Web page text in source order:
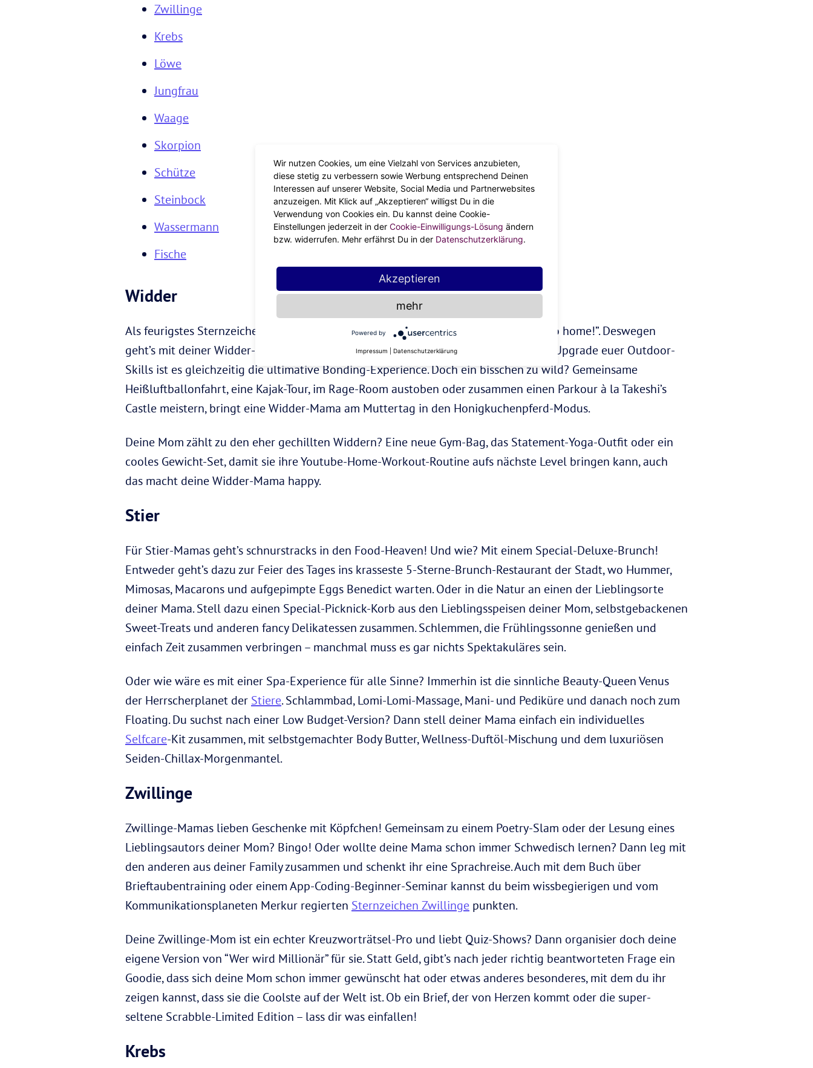
Zwillinge
Krebs
Löwe
Jungfrau
Waage
Skorpion
Schütze
Steinbock
Wassermann
Fische
Widder
Als feurigstes Sternzeichen im Tierkreis lautet das Motto beimWidder
“Go wild or go home!”. Deswegen
geht’s mit deiner Widder-Mom auf ein Survival-Bootcamp-Abenteuer. Neben einem Upgrade euer Outdoor-
Skills ist es gleichzeitig die ultimative Bonding-Experience. Doch ein bisschen zu wild? Gemeinsame
Heißluftballonfahrt, eine Kajak-Tour, im Rage-Room austoben oder zusammen einen Parkour à la Takeshi’s
Castle meistern, bringt eine Widder-Mama am Muttertag in den Honigkuchenpferd-Modus.
Deine Mom zählt zu den eher gechillten Widdern? Eine neue Gym-Bag, das Statement-Yoga-Outfit oder ein
cooles Gewicht-Set, damit sie ihre Youtube-Home-Workout-Routine aufs nächste Level bringen kann, auch
das macht deine Widder-Mama happy.
Stier
Für Stier-Mamas geht’s schnurstracks in den Food-Heaven! Und wie? Mit einem Special-Deluxe-Brunch!
Entweder geht’s dazu zur Feier des Tages ins krasseste 5-Sterne-Brunch-Restaurant der Stadt, wo Hummer,
Mimosas, Macarons und aufgepimpte Eggs Benedict warten. Oder in die Natur an einen der Lieblingsorte
deiner Mama. Stell dazu einen Special-Picknick-Korb aus den Lieblingsspeisen deiner Mom, selbstgebackenen
Sweet-Treats und anderen fancy Delikatessen zusammen. Schlemmen, die Frühlingssonne genießen und
einfach Zeit zusammen verbringen – manchmal muss es gar nichts Spektakuläres sein.
Oder wie wäre es mit einer Spa-Experience für alle Sinne? Immerhin ist die sinnliche Beauty-Queen Venus
der Herrscherplanet der Stiere. Schlammbad, Lomi-Lomi-Massage, Mani- und Pediküre und danach noch zum
Floating. Du suchst nach einer Low Budget-Version? Dann stell deiner Mama einfach ein individuelles
Selfcare-Kit zusammen, mit selbstgemachter Body Butter, Wellness-Duftöl-Mischung und dem luxuriösen
Seiden-Chillax-Morgenmantel.
Zwillinge
Zwillinge-Mamas lieben Geschenke mit Köpfchen! Gemeinsam zu einem Poetry-Slam oder der Lesung eines
Lieblingsautors deiner Mom? Bingo! Oder wollte deine Mama schon immer Schwedisch lernen? Dann leg mit
den anderen aus deiner Family zusammen und schenkt ihr eine Sprachreise. Auch mit dem Buch über
Brieftaubentraining oder einem App-Coding-Beginner-Seminar kannst du beim wissbegierigen und vom
Kommunikationsplaneten Merkur regierten Sternzeichen Zwillinge punkten.
Deine Zwillinge-Mom ist ein echter Kreuzworträtsel-Pro und liebt Quiz-Shows? Dann organisier doch deine
eigene Version von “Wer wird Millionär” für sie. Statt Geld, gibt’s nach jeder richtig beantworteten Frage ein
Goodie, dass sich deine Mom schon immer gewünscht hat oder etwas anderes besonderes, mit dem du ihr
zeigen kannst, dass sie die Coolste auf der Welt ist. Ob ein Brief, der von Herzen kommt oder die super-
seltene Scrabble-Limited Edition – lass dir was einfallen!
Krebs
Wir nutzen Cookies, um eine Vielzahl von Services anzubieten,
diese stetig zu verbessern sowie Werbung entsprechend Deinen
Interessen auf unserer Website, Social Media und Partnerwebsites
anzuzeigen. Mit Klick auf „Akzeptieren“ willigst Du in die
Verwendung von Cookies ein. Du kannst deine Cookie-
Einstellungen jederzeit in der Cookie-Einwilligungs-Lösung ändern
bzw. widerrufen. Mehr erfährst Du in der Datenschutzerklärung.
Akzeptieren
mehr
Powered by
Impressum Datenschutzerklärung